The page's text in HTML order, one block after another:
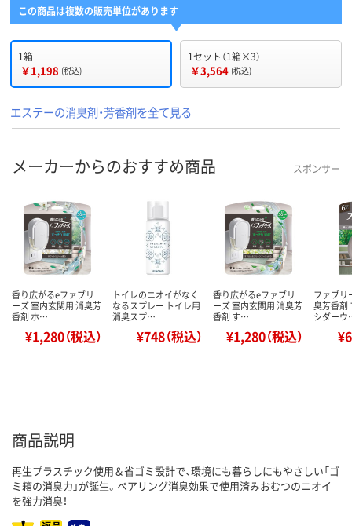
この商品は複数の販売単位があります
1箱
￥1,198 (税込)
1セット（1箱×3）
￥3,564 (税込)
エステーの消臭剤・芳香剤を全て見る
メーカーからのおすすめ商品 スポンサー
香り広がるeファブリ
ーズ 室内玄関用 消臭芳
香剤 ホ…
¥1,280（税込）
トイレのニオイがなく
なるスプレー トイレ用
消臭スプ…
¥748（税込）
香り広がるeファブリ
ーズ 室内玄関用 消臭芳
香剤 す…
¥1,280（税込）
ファブリ
臭芳香剤
シダー
商品説明
再生プラスチック使用＆省ゴミ設計で、環境にも暮らしにもやさしい「ゴ
ミ箱の消臭力」が誕生。ペアリング消臭効果で使用済みおむつのニオイ
を強力消臭！